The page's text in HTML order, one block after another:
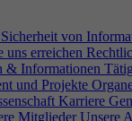
Sicherheit von
uns erreichen
& Informationen
und Projekte
Karriere
Mitglieder Unsere